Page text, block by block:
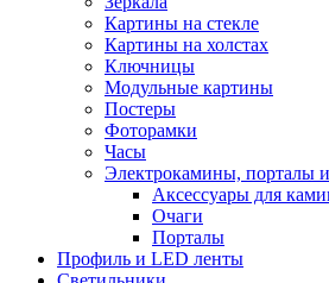
Картины на стекле
Картины на холстах
Ключницы
Модульные картины
Постеры
Фоторамки
Часы
Электрокамины, порталы
Аксессуары для
Очаги
Порталы
Профиль и LED ленты